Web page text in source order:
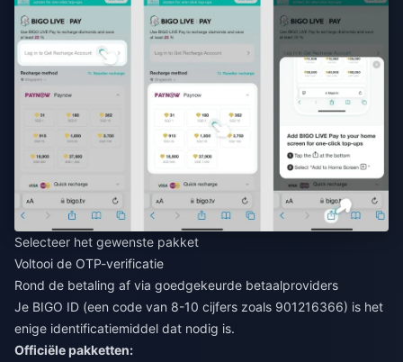
Selecteer het gewenste pakket
Voltooi de OTP-verificatie
Rond de betaling af via goedgekeurde betaalproviders
Je BIGO ID (een code van 8-10 cijfers zoals 901216366) is het
enige identificatiemiddel dat nodig is.
Officiële pakketten: